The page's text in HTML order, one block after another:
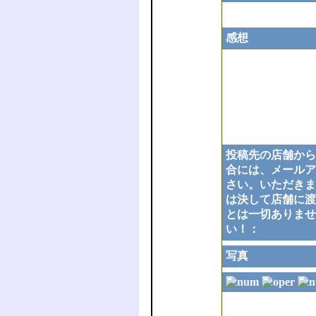
感想
投稿先の店舗か
合には、メール
さい。いただき
は決して店舗に
とは一切ありま
い！：
写真